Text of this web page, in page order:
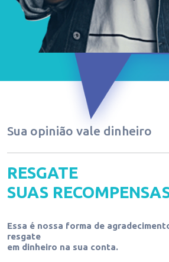
Sua opinião vale
COMO
FUNCIONA?
É simples, rápido e
de forma ágil e
e